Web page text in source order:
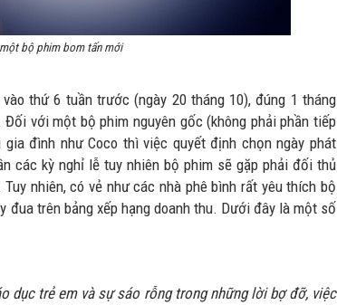
bộ phim bom tấn mới
thứ 6 tuần trước (ngày 20 tháng 10), đúng 1 tháng
Đối với một bộ phim nguyên gốc (không phải phần tiếp
đình như Coco thì việc quyết định chọn ngày phát
các kỳ nghỉ lễ tuy nhiên bộ phim sẽ gặp phải đối thủ
Tuy nhiên, có vẻ như các nhà phê bình rất yêu thích bộ
trên bảng xếp hạng doanh thu. Dưới đây là một số
dục trẻ em và sự sáo rỗng trong những lời bợ đỡ, việc